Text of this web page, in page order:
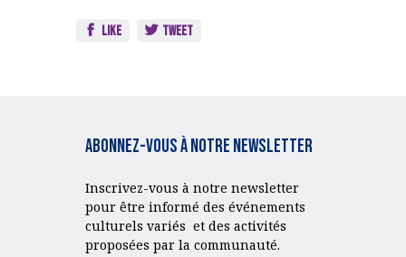
Like Tweet
Abonnez-vous à notre Newsletter
Inscrivez-vous à notre newsletter
pour être informé des événements
culturels variés et des activités
proposées par la communauté.